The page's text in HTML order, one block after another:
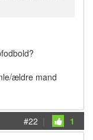
ældre mand
#22 | 1